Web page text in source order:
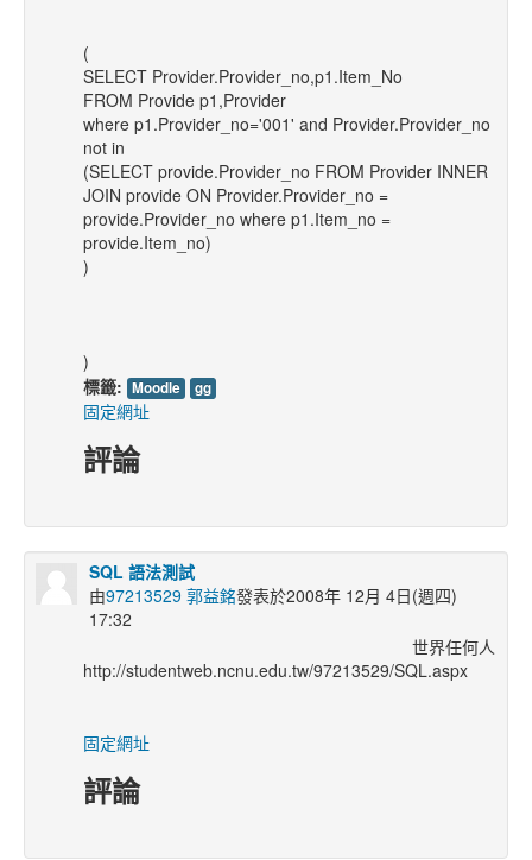
(
SELECT Provider.Provider_no,p1.Item_No
FROM Provide p1,Provider
where p1.Provider_no='001' and Provider.Provider_no
not in
(SELECT provide.Provider_no FROM Provider INNER
JOIN provide ON Provider.Provider_no =
provide.Provider_no where p1.Item_no =
provide.Item_no)
)
)
標籤: Moodle gg
固定網址
評論
SQL 語法測試
由97213529 郭益銘發表於2008年 12月 4日(週四)
17:32
世界任何人
http://studentweb.ncnu.edu.tw/97213529/SQL.aspx
固定網址
評論